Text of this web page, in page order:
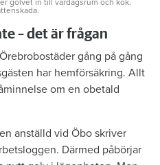
golvet in till vardagsrum och kök.
– det är frågan
gång på gång
har hemförsäkring. Allt
om en obetald
anställd vid Öbo skriver
Därmed påbörjar